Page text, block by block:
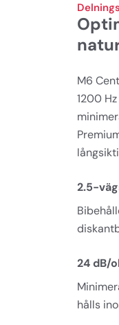
M6
1200
2.5-
24 dB/
hålls